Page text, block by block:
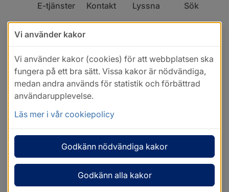
E-tjänster Kontakt Lyssna Sök
Vi använder kakor
Vi använder kakor (cookies) för att webbplatsen ska
fungera på ett bra sätt. Vissa kakor är nödvändiga,
medan andra används för statistik och förbättrad
användarupplevelse.
Läs mer i vår cookiepolicy
Godkänn nödvändiga kakor
Godkänn alla kakor